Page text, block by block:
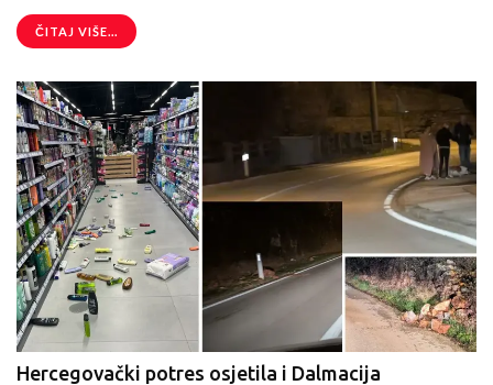
ČITAJ VIŠE...
Hercegovački potres osjetila i Dalmacija